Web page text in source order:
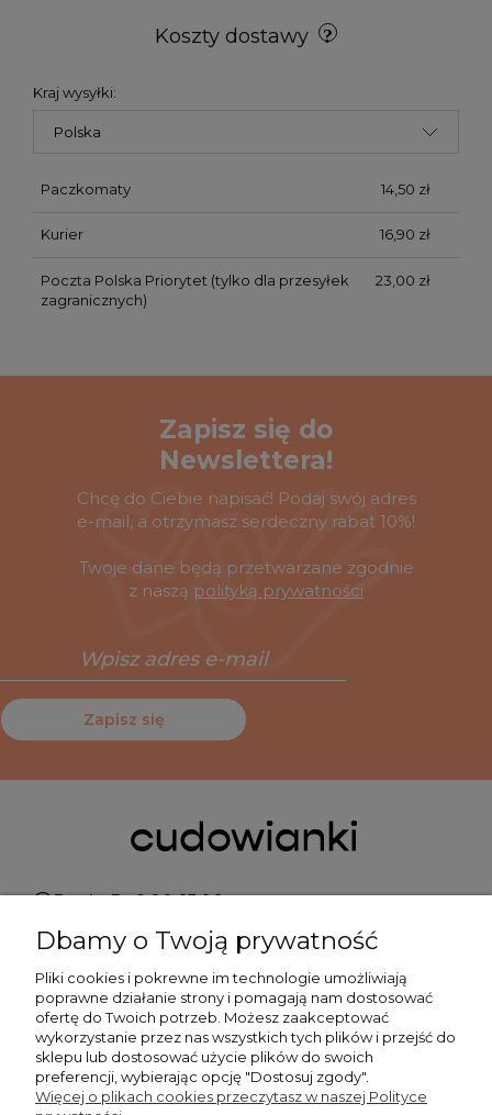
Koszty dostawy
Kraj wysyłki:
Paczkomaty 14,50 zł
Kurier 16,90 zł
Poczta Polska Priorytet (tylko dla przesyłek
zagranicznych)
23,00 zł
Zapisz się do
Newslettera!
Chcę do Ciebie napisać! Podaj swój adres
e-mail, a otrzymasz serdeczny rabat 10%!
Twoje dane będą przetwarzane zgodnie
z naszą polityką prywatności
Zapisz się
Pn do Pt 9:00-15:00
+48 519 462 010
kontakt@cudowianki.pl
Dbamy o Twoją prywatność
Pliki cookies i pokrewne im technologie umożliwiają
poprawne działanie strony i pomagają nam dostosować
ofertę do Twoich potrzeb. Możesz zaakceptować
wykorzystanie przez nas wszystkich tych plików i przejść do
sklepu lub dostosować użycie plików do swoich
preferencji, wybierając opcję "Dostosuj zgody".
Więcej o plikach cookies przeczytasz w naszej Polityce